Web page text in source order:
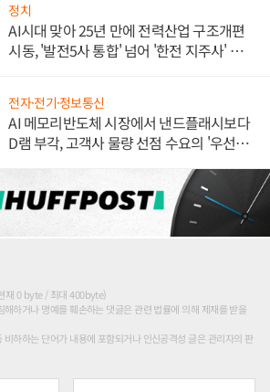
정치
AI시대 맞아 25년 만에 전력산업 구조개편
시동, '발전5사 통합' 넘어 '한전 지주사' 재편
전자·전기·정보통신
AI 메모리반도체 시장에서 낸드플래시보다
D램 부각, 고객사 물량 선점 수요의 '우선순
재 0 byte / 최대 400byte)
해하거나 명예를 훼손하는 댓글은 관련 법률에 의해 제재를 받을
비하하는 단어가 내용에 포함되거나 인신공격성 글은 관리자의 판